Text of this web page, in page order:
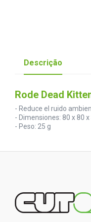
Descrição
Rode Dead
- Reduce el ruido
- Dimensiones: 80 x 80
- Peso: 25 g